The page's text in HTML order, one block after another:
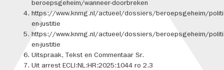
beroepsgeheim/wanneer-doorbreken
https://www.knmg.nl/actueel/dossiers/beroepsgeheim/
en-justitie
https://www.knmg.nl/actueel/dossiers/beroepsgeheim/
en-justitie
Uitspraak, Tekst en Commentaar Sr.
Uit arrest ECLI:NL:HR:2025:1044 ro 2.3